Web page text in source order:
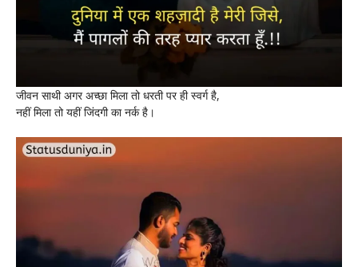
जीवन साथी अगर अच्छा मिला तो धरती पर ही स्वर्ग है,
नहीं मिला तो यहीं जिंदगी का नर्क है।